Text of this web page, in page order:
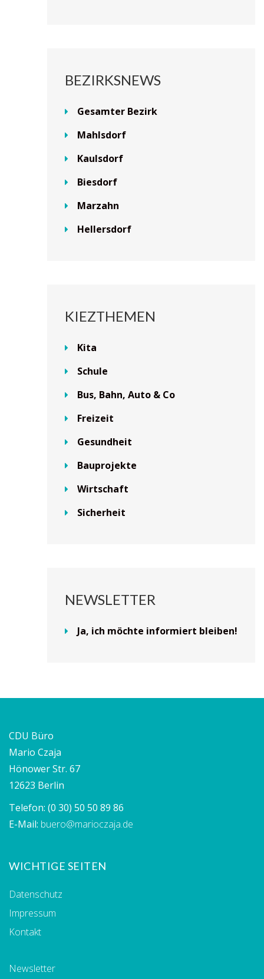
BEZIRKSNEWS
Gesamter Bezirk
Mahlsdorf
Kaulsdorf
Biesdorf
Marzahn
Hellersdorf
KIEZTHEMEN
Kita
Schule
Bus, Bahn, Auto & Co
Freizeit
Gesundheit
Bauprojekte
Wirtschaft
Sicherheit
NEWSLETTER
Ja, ich möchte informiert bleiben!
CDU Büro
Mario Czaja
Hönower Str. 67
12623 Berlin
Telefon: (0 30) 50 50 89 86
E-Mail: buero@marioczaja.de
WICHTIGE SEITEN
Datenschutz
Impressum
Kontakt
Newsletter